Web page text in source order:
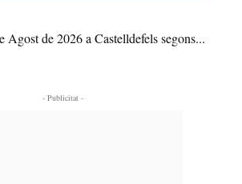
Agost de 2026 a Castelldefels segons...
- Publicitat -